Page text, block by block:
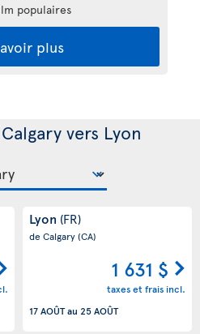
populaires
plus
vers Lyon
Lyon (FR)
de Calgary(CA)
1 631 $
taxes et frais incl.
17 AOÛTau 25 AOÛT